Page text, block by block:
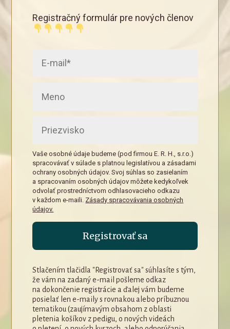
Registračný formulár pre nových členov
Vaše osobné údaje budeme (pod firmou E. R. H., s.r.o.)
spracovávať v súlade s platnou legislatívou a zásadami
ochrany osobných údajov. Svoj súhlas so zasielaním
a spracovaním osobných údajov môžete kedykoľvek
odvolať prostredníctvom odhlasovacieho odkazu
v každom e-maili. Zásady spracovávania osobných
údajov.
Registrovať sa
Stlačením tlačidla "Registrovať sa" súhlasíte s tým,
že vám na zadaný e-mail pošleme odkaz
na dokončenie registrácie a ďalej vám budeme
posielať len e-maily s rovnakou alebo príbuznou
tematikou (zaujímavým obsahom z oblasti
pletenia košíkov z pedigu, o nových videách